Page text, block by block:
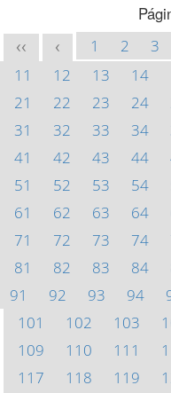
<< < 1 2 3
11
12 13 14
21
22 23 24
31
32 33 34
41
42 43 44
51
52 53 54
61
62 63 64
71
72 73 74
81
82 83 84
91
92 93 94
101
102 103
109
110 111
117
118 119